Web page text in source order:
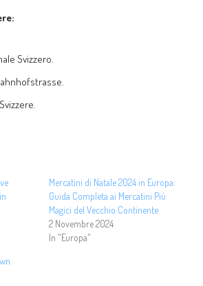
Svizzero.
Mercatini di Natale 2024 in Europa:
Guida Completa ai Mercatini Più
Magici del Vecchio Continente
2 Novembre 2024
In "Europa"